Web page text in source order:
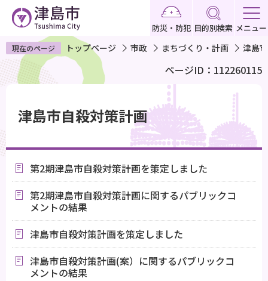
ペ
ー
ジ
の
で
す
防災・防犯 目的別検索 メニュー
現在のページ トップページ 市政 まちづくり・計画 津島
ページID：112260115
津島市自殺対策計画
第2期津島市自殺対策計画を策定しました
第2期津島市自殺対策計画に関するパブリックコ
メントの結果
津島市自殺対策計画を策定しました
津島市自殺対策計画(案）に関するパブリックコ
メントの結果